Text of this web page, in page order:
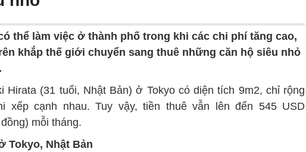
thể làm việc ở thành phố trong khi các chi phí tăng cao,
khắp thế giới chuyển sang thuê những căn hộ siêu nhỏ
Hirata (31 tuổi, Nhật Bản) ở Tokyo có diện tích 9m2, chỉ rộng
xếp cạnh nhau. Tuy vậy, tiền thuê vẫn lên đến 545 USD
mỗi tháng.
Tokyo, Nhật Bản